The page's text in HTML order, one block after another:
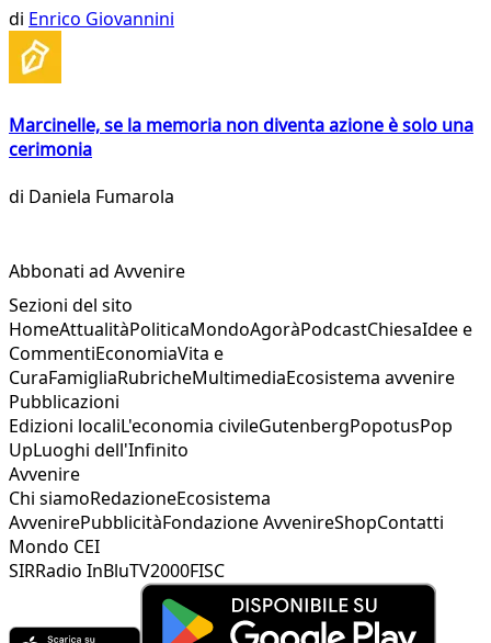
di Enrico Giovannini
Marcinelle, se la memoria non diventa azione è solo una
cerimonia
di Daniela Fumarola
Abbonati ad Avvenire
Sezioni del sito
HomeAttualitàPoliticaMondoAgoràPodcastChiesaIdee e
CommentiEconomiaVita e
CuraFamigliaRubricheMultimediaEcosistema avvenire
Pubblicazioni
Edizioni localiL'economia civileGutenbergPopotusPop
UpLuoghi dell'Infinito
Avvenire
Chi siamoRedazioneEcosistema
AvvenirePubblicitàFondazione AvvenireShopContatti
Mondo CEI
SIRRadio InBluTV2000FISC